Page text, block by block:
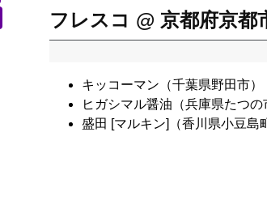
フレスコ @ 京都府京都
キッコーマン（千葉県野田市）
ヒガシマル醤油（兵庫県たつの
盛田 [マルキン]（香川県小豆島